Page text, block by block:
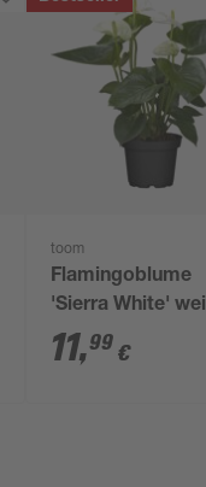
toom
Flamingoblume
'Sierra White'
cm Topf
11,99 €